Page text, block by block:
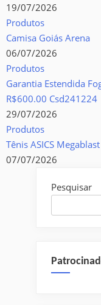
19/07/2026
Produtos
Camisa Goiás Arena
06/07/2026
Produtos
Garantia Estendida
R$600.00 Csd241224
29/07/2026
Produtos
Tênis ASICS
07/07/2026
Pesquisar